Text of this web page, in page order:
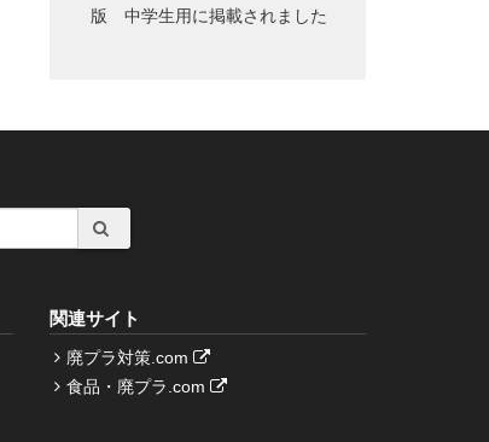
版 中学生用に掲載されました
関連サイト
廃プラ対策.com
食品・廃プラ.com